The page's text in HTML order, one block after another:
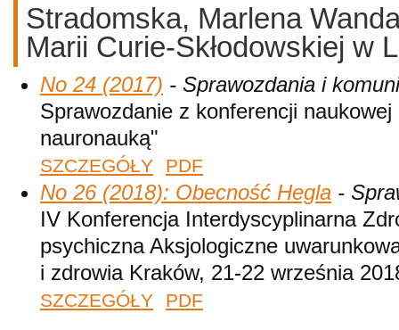
Stradomska, Marlena
Marii Curie-Skłodowskiej w
No 24 (2017) - Sprawozdania i
Sprawozdanie z konferencji
nauronauką"
SZCZEGÓŁY PDF
No 26 (2018): Obecność Hegla -
IV Konferencja Interdyscyplinarna
psychiczna Aksjologiczne
i zdrowia Kraków, 21-22 września
SZCZEGÓŁY PDF